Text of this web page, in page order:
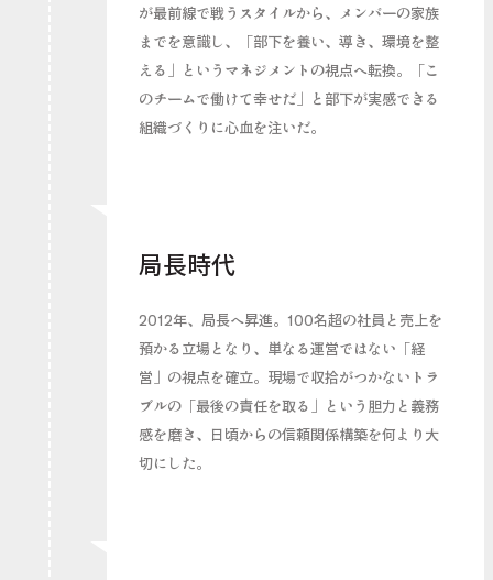
が最前線で戦うスタイルから、メンバーの家族
までを意識し、「部下を養い、導き、環境を整
える」というマネジメントの視点へ転換。「こ
のチームで働けて幸せだ」と部下が実感できる
組織づくりに心血を注いだ。
局長時代
2012年、局長へ昇進。100名超の社員と売上を
預かる立場となり、単なる運営ではない「経
営」の視点を確立。現場で収拾がつかないトラ
ブルの「最後の責任を取る」という胆力と義務
感を磨き、日頃からの信頼関係構築を何より大
切にした。